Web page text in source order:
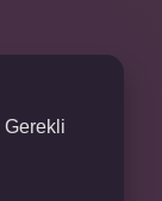
Gerekli